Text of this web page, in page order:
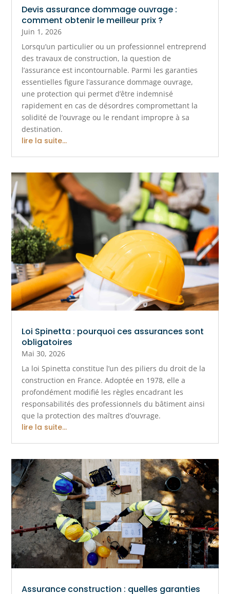
Devis assurance dommage ouvrage :
comment obtenir le meilleur prix ?
Juin 1, 2026
Lorsqu’un particulier ou un professionnel entreprend
des travaux de construction, la question de
l’assurance est incontournable. Parmi les garanties
essentielles figure l’assurance dommage ouvrage,
une protection qui permet d’être indemnisé
rapidement en cas de désordres compromettant la
solidité de l’ouvrage ou le rendant impropre à sa
destination.
lire la suite...
Loi Spinetta : pourquoi ces assurances sont
obligatoires
Mai 30, 2026
La loi Spinetta constitue l’un des piliers du droit de la
construction en France. Adoptée en 1978, elle a
profondément modifié les règles encadrant les
responsabilités des professionnels du bâtiment ainsi
que la protection des maîtres d’ouvrage.
lire la suite...
Assurance construction : quelles garanties